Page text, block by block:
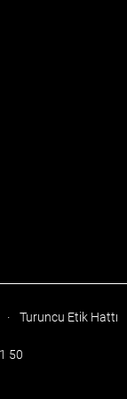
· Turuncu Etik Hattı
50